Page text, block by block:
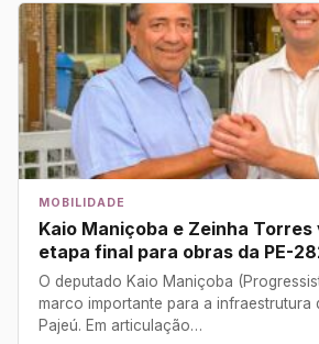
MOBILIDADE
Kaio Maniçoba e Zeinha Torres
etapa final para obras da PE-
O deputado Kaio Maniçoba
marco importante para a infraestrutura
Pajeú. Em articulação…